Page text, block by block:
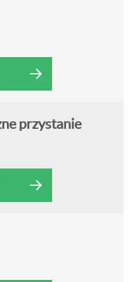
przystanie